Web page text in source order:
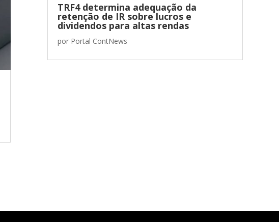
TRF4 determina adequação da
retenção de IR sobre lucros e
dividendos para altas rendas
por Portal ContNews